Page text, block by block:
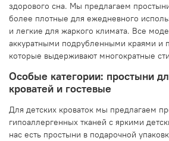
здорового сна. Мы предлагаем
более плотные для ежедневного
и легкие для жаркого климата. Все
аккуратными подрубленными краями и
которые выдерживают многократные
Особые категории: простыни
кроватей и гостевые
Для детских кроваток мы предлагаем
гипоаллергенных тканей с яркими
нас есть простыни в подарочной